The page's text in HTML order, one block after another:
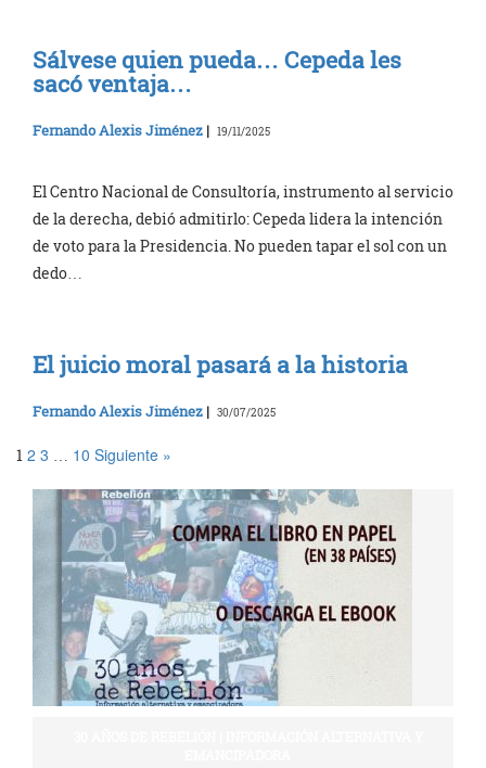
Sálvese quien pueda… Cepeda les
sacó ventaja…
Fernando Alexis Jiménez | 19/11/2025
El Centro Nacional de Consultoría, instrumento al servicio
de la derecha, debió admitirlo: Cepeda lidera la intención
de voto para la Presidencia. No pueden tapar el sol con un
dedo…
El juicio moral pasará a la historia
Fernando Alexis Jiménez | 30/07/2025
1 2 3 10 Siguiente »